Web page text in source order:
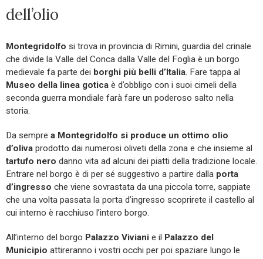
dell’olio
Montegridolfo si trova in provincia di Rimini, guardia del crinale
che divide la Valle del Conca dalla Valle del Foglia è un borgo
medievale fa parte dei borghi più belli d’Italia. Fare tappa al
Museo della linea gotica è d’obbligo con i suoi cimeli della
seconda guerra mondiale farà fare un poderoso salto nella
storia.
Da sempre a Montegridolfo si produce un ottimo olio
d’oliva prodotto dai numerosi oliveti della zona e che insieme al
tartufo nero danno vita ad alcuni dei piatti della tradizione locale.
Entrare nel borgo è di per sé suggestivo a partire dalla porta
d’ingresso che viene sovrastata da una piccola torre, sappiate
che una volta passata la porta d’ingresso scoprirete il castello al
cui interno è racchiuso l’intero borgo.
All’interno del borgo Palazzo Viviani e il Palazzo del
Municipio attireranno i vostri occhi per poi spaziare lungo le